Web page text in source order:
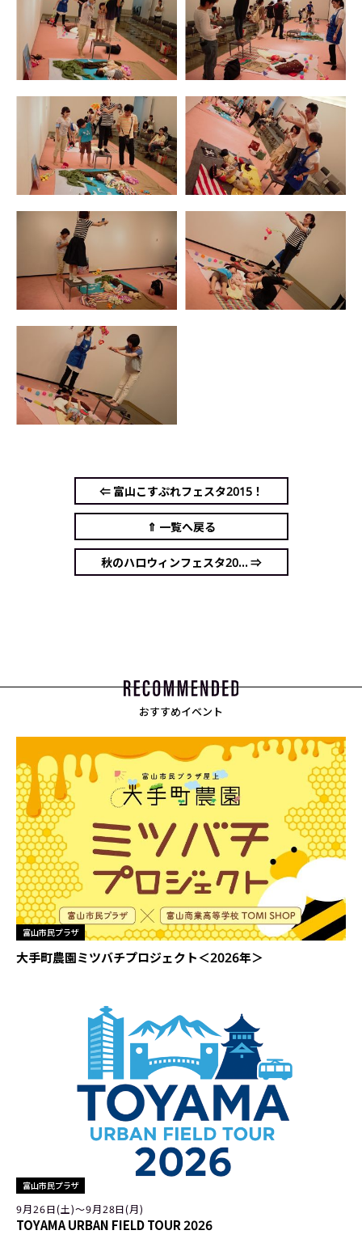
⇐ 富山こすぷれフェスタ2015！
⇑ 一覧へ戻る
秋のハロウィンフェスタ20... ⇒
おすすめイベント
富山市民プラザ
大手町農園ミツバチプロジェクト＜2026年＞
富山市民プラザ
9月26日(土)〜9月28日(月)
TOYAMA URBAN FIELD TOUR 2026